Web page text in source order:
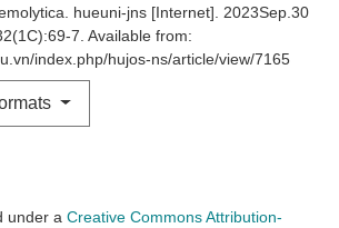
hueuni-jns [Internet]. 2023Sep.30
7. Available from:
index.php/hujos-ns/article/view/7165
under a Creative Commons Attribution-